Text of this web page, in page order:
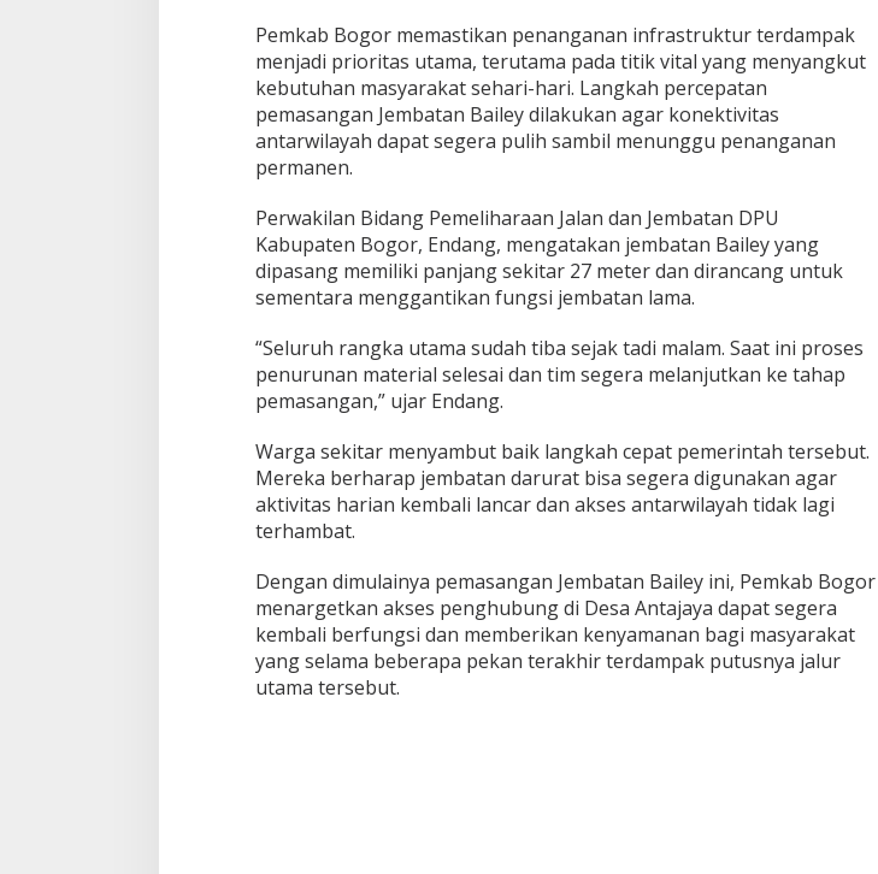
Pemkab Bogor memastikan penanganan infrastruktur terdampak
menjadi prioritas utama, terutama pada titik vital yang menyangkut
kebutuhan masyarakat sehari-hari. Langkah percepatan
pemasangan Jembatan Bailey dilakukan agar konektivitas
antarwilayah dapat segera pulih sambil menunggu penanganan
permanen.
Perwakilan Bidang Pemeliharaan Jalan dan Jembatan DPU
Kabupaten Bogor, Endang, mengatakan jembatan Bailey yang
dipasang memiliki panjang sekitar 27 meter dan dirancang untuk
sementara menggantikan fungsi jembatan lama.
“Seluruh rangka utama sudah tiba sejak tadi malam. Saat ini proses
penurunan material selesai dan tim segera melanjutkan ke tahap
pemasangan,” ujar Endang.
Warga sekitar menyambut baik langkah cepat pemerintah tersebut.
Mereka berharap jembatan darurat bisa segera digunakan agar
aktivitas harian kembali lancar dan akses antarwilayah tidak lagi
terhambat.
Dengan dimulainya pemasangan Jembatan Bailey ini, Pemkab Bogor
menargetkan akses penghubung di Desa Antajaya dapat segera
kembali berfungsi dan memberikan kenyamanan bagi masyarakat
yang selama beberapa pekan terakhir terdampak putusnya jalur
utama tersebut.